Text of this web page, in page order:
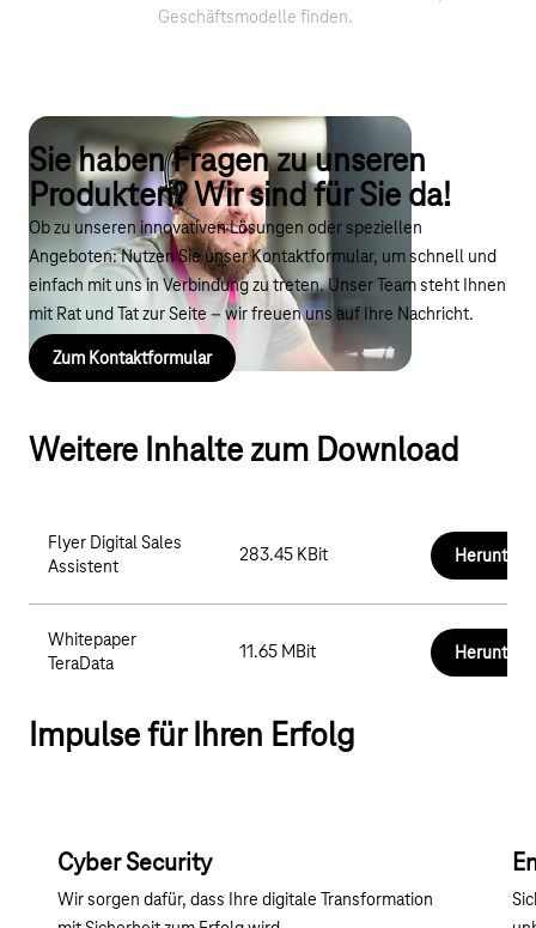
Geschäftsmodelle finden.
Sie haben Fragen zu unseren
Produkten? Wir sind für Sie da!
Ob zu unseren innovativen Lösungen oder speziellen
Angeboten: Nutzen Sie unser Kontaktformular, um schnell und
einfach mit uns in Verbindung zu treten. Unser Team steht Ihnen
mit Rat und Tat zur Seite – wir freuen uns auf Ihre Nachricht.
Zum Kontaktformular
Weitere Inhalte zum Download
Flyer Digital Sales
Assistent
283.45 KBit
Whitepaper
TeraData
11.65 MBit
Impulse für Ihren Erfolg
Cyber Security
Wir sorgen dafür, dass Ihre digitale Transformation